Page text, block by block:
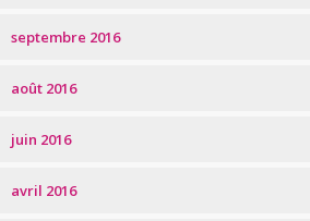
septembre 2016
août 2016
juin 2016
avril 2016